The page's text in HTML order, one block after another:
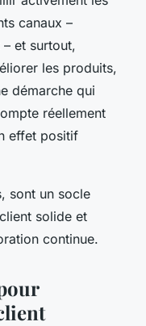
canaux –
et surtout,
les produits,
démarche qui
réellement
effet positif
sont un socle
solide et
continue.